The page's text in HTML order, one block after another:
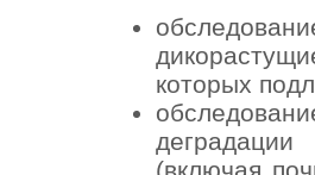
которых